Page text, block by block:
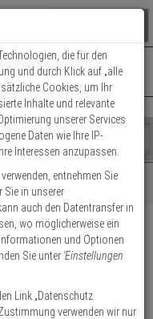
ist momentan leer.
Fertig
| Fr.: 8:00 - 14:00 Uhr
4K Ultra HD Artikel
Kamera
die für den
und durch Klick auf „alle
Cookies, um Ihr
Inhalte und relevante
unserer Services
Daten wie Ihre IP-
Interessen anzupassen.
verwenden, entnehmen Sie
Sie in unserer
auch den Datentransfer in
wo möglicherweise ein
und Optionen
Sie unter 'Einstellungen
Link „Datenschutz
verwenden wir nur